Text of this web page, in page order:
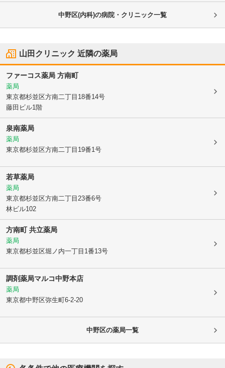
中野区(内科)の病院・クリニック一覧
山田クリニック 近隣の薬局
ファーコス薬局 方南町
薬局
東京都杉並区方南二丁目18番14号
藤田ビル1階
泉南薬局
薬局
東京都杉並区方南二丁目19番1号
若草薬局
薬局
東京都杉並区方南二丁目23番6号
林ビル102
方南町 共立薬局
薬局
東京都杉並区堀ノ内一丁目1番13号
調剤薬局マルコ中野本店
薬局
東京都中野区弥生町6-2-20
中野区の薬局一覧